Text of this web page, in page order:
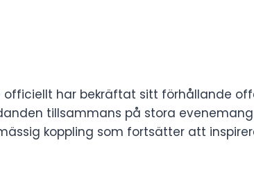
officiellt har bekräftat sitt förhållande
tillsammans på stora
koppling som fortsätter att